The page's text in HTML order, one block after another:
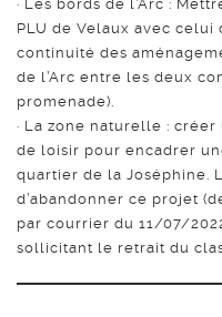
· Les bords de l’Arc :
PLU de Velaux avec
continuité des
de l’Arc entre les deux
promenade).
· La zone naturelle :
de loisir pour encadrer
quartier de la Joséphine.
d’abandonner ce projet
par courrier du 11/07/
sollicitant le retrait du